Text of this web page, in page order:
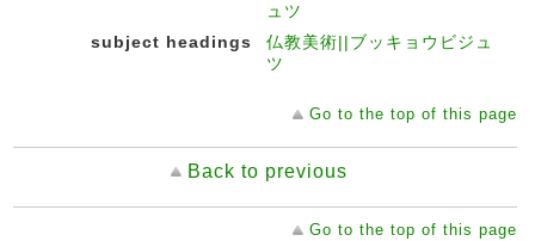
ュツ
subject headings
仏教美術||ブッキョウビジュ
ツ
Go to the top of this page
Back to previous
Go to the top of this page